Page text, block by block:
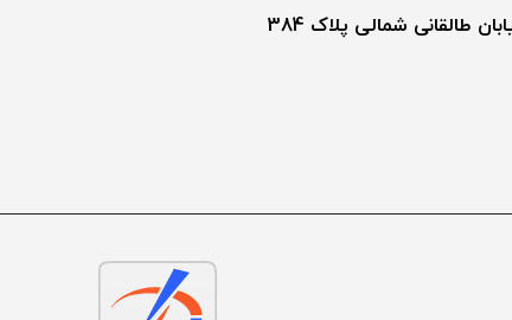
طالقانی شمالی پلاک 384